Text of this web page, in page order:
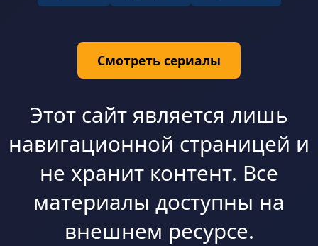
Смотреть сериалы
Этот сайт является лишь
навигационной страницей и
не хранит контент. Все
материалы доступны на
внешнем ресурсе.